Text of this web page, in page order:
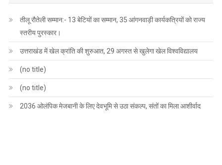
तीलू रौतेली सम्मान:- 13 बेटियों का सम्मान, 35 आंगनवाड़ी कार्यकत्रियों को राज्य
स्तरीय पुरस्कार।
उत्तराखंड में खेल क्रांति की शुरुआत, 29 अगस्त से खुलेगा खेल विश्वविद्यालय
(no title)
(no title)
2036 ओलंपिक मेजबानी के लिए देवभूमि से उठा संकल्प, संतों का मिला आशीर्वाद